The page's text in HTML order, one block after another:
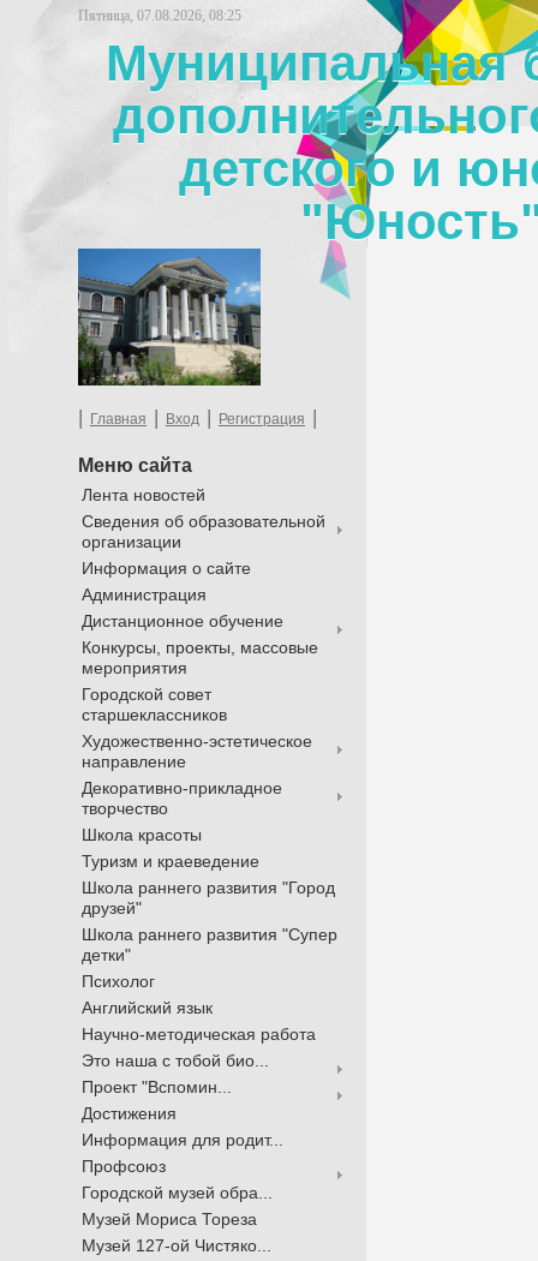
Пятница, 07.08.2026, 08:25
Муниципальная
детского и
| Главная | Вход | Регистрация |
Меню сайта
Лента новостей
Сведения об образовательной
организации
Информация о сайте
Администрация
Дистанционное обучение
Конкурсы, проекты, массовые
мероприятия
Городской совет
старшеклассников
Художественно-эстетическое
направление
Декоративно-прикладное
творчество
Школа красоты
Туризм и краеведение
Школа раннего развития "Город
друзей"
Школа раннего развития "Супер
детки"
Психолог
Английский язык
Научно-методическая работа
Это наша с тобой био...
Проект "Вспомин...
Достижения
Информация для родит...
Профсоюз
Городской музей обра...
Музей Мориса Тореза
Музей 127-ой Чистяко...